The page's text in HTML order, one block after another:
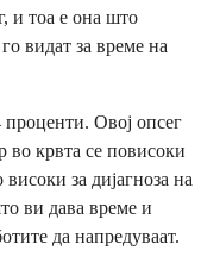
и тоа е она што
видат за време на
проценти. Овој опсег
во крвта се повисоки
за дијагноза на
ви дава време и
да напредуваат.